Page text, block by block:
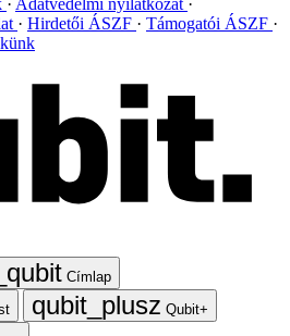
Adatvédelmi nyilatkozat
Hirdetői ÁSZF
Támogatói ÁSZF
Címlap
Qubit+